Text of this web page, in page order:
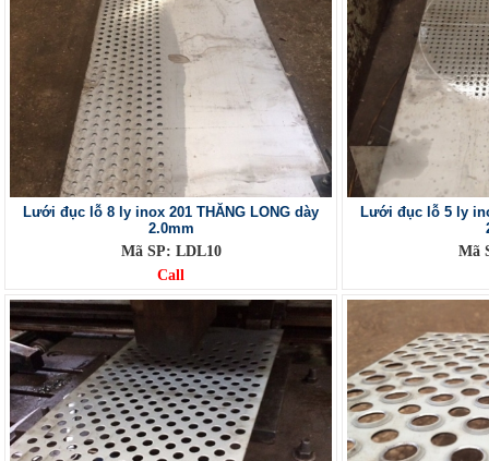
Lưới đục lỗ 8 ly inox 201 THĂNG LONG dày
2.0mm
Mã SP: LDL10
Call
Lưới đục lỗ 5 ly
Mã